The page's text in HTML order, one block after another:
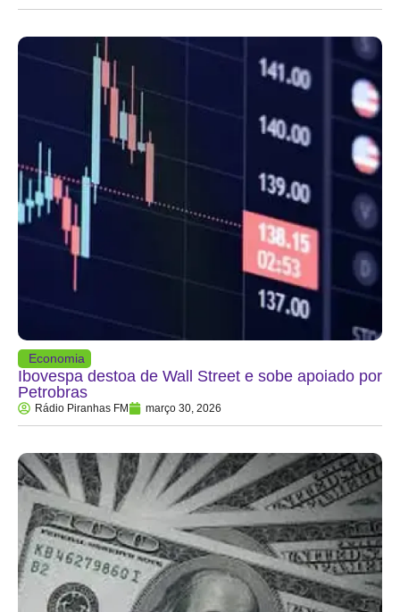
Economia
Ibovespa destoa de Wall Street e sobe apoiado por
Petrobras
Rádio Piranhas FM março 30, 2026